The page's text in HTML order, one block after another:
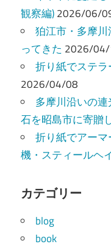
観察編)2026/06/
狛江市・多摩
ってきた 2026/
折り紙でステ
2026/04/08
多摩川沿いの
石を昭島市に寄贈
折り紙でアー
機・スティールヘ
カテゴリー
blog
book